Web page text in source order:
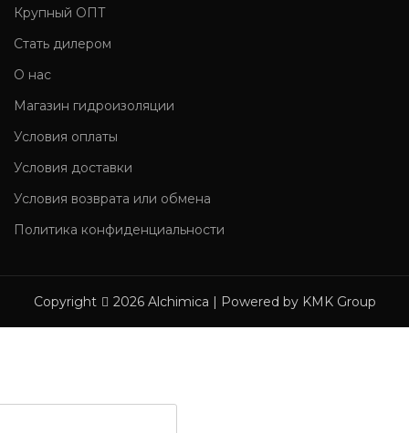
Крупный ОПТ
Стать дилером
О нас
Магазин гидроизоляции
Условия оплаты
Условия доставки
Условия возврата или обмена
Политика конфиденциальности
Copyright 2026 Alchimica | Powered by KMK Group